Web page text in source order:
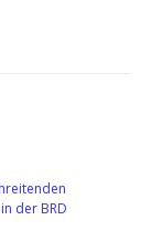
der BRD